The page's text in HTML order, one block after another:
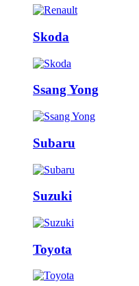
Skoda
Ssang Yong
Subaru
Suzuki
Toyota